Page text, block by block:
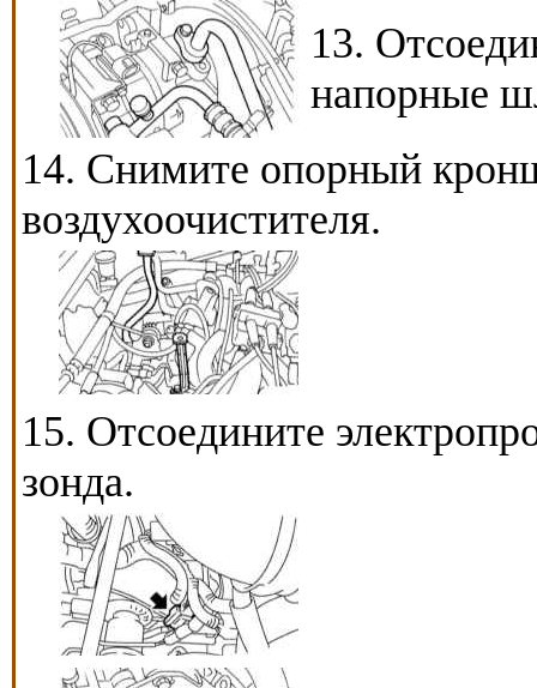
13.
напорные
14. Снимите опорный
воздухоочистителя.
15. Отсоедините
зонда.